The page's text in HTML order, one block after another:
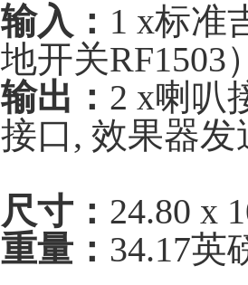
输入： 1 x标准
地开关RF1503
输出： 2 x喇叭
接口, 效果器
尺寸： 24.80 x
重量： 34.17英